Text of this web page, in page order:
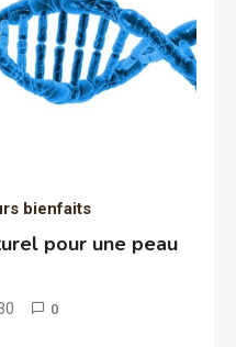
bienfaits
pour une peau
0